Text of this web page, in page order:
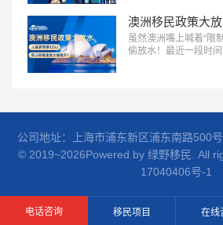
虽然澳洲嘴上喊着“限
偷放水！最近一段时
公司地址：上海市浦东新区浦东南路500
© 2019~2026Powered by 绿野移民. All
17040406号-1
电话咨询 移民项目 在线